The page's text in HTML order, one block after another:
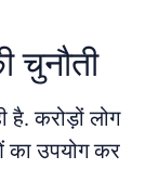
चुनौती
है. करोड़ों लोग
उपयोग कर